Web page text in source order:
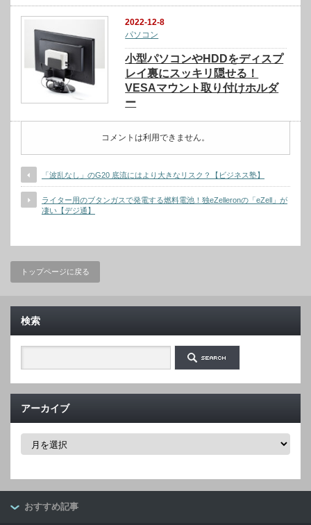
2022-12-8
パソコン
小型パソコンやHDDをディスプ
レイ裏にスッキリ隠せる！
VESAマウント取り付けホルダ
ー
コメントは利用できません。
「波乱なし」のG20 底流にはより大きなリスク？【ビジネス塾】
ライター用のブタンガスで発電する燃料電池！独eZelleronの「eZell」が
凄い【デジ通】
トップページに戻る
検索
アーカイブ
ア
ブ
おすすめ記事